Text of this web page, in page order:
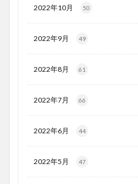
2022年10月 50
2022年9月 49
2022年8月 61
2022年7月 66
2022年6月 44
2022年5月 47